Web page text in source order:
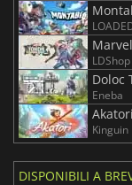
LDShop
Doloc
Eneba
Akatori
Kinguin
DISPONIBILI A